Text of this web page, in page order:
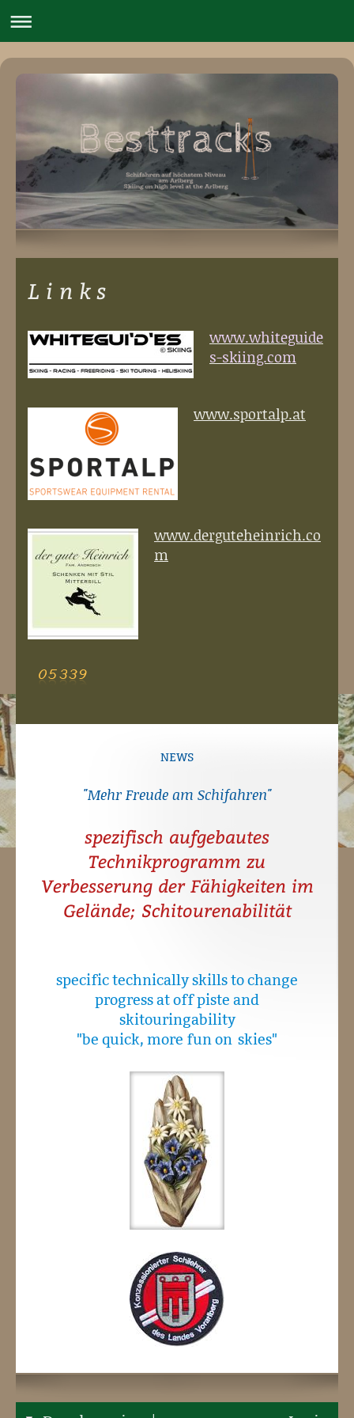
L i n k s
www.whiteguide
s-skiing.com
www.sportalp.at
www.derguteheinrich.co
m
NEWS
"Mehr Freude am Schifahren"
spezifisch aufgebautes
Technikprogramm zu
Verbesserung der Fähigkeiten im
Gelände; Schitourenabilität
specific technically skills to change
progress at off piste and
skitouringability
"be quick, more fun on skies"